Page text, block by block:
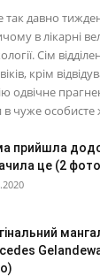
давно
в лікарні
Сім
крім
одвічне
в чуже особисте
прийшла
це (2